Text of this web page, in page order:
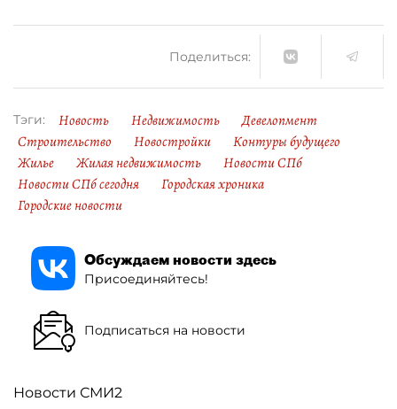
Поделиться:
Тэги: Новость Недвижимость
Девелопмент
Строительство
Новостройки
Контуры будущего
Жилье
Жилая недвижимость
Новости СПб
Новости СПб сегодня
Городская хроника
Городские новости
Обсуждаем новости здесь
Присоединяйтесь!
Подписаться на новости
Новости СМИ2